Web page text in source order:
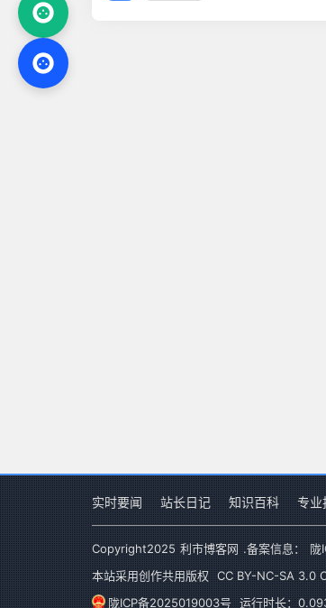
实时要闻 站长日记 知识百科 专业
Copyright2025 利市博客网 .备案信息： 陇
本站采用创作共用版权 CC BY-NC-SA 3.0
陇ICP备2025019003号 运行时长：